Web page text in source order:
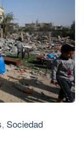
, Sociedad